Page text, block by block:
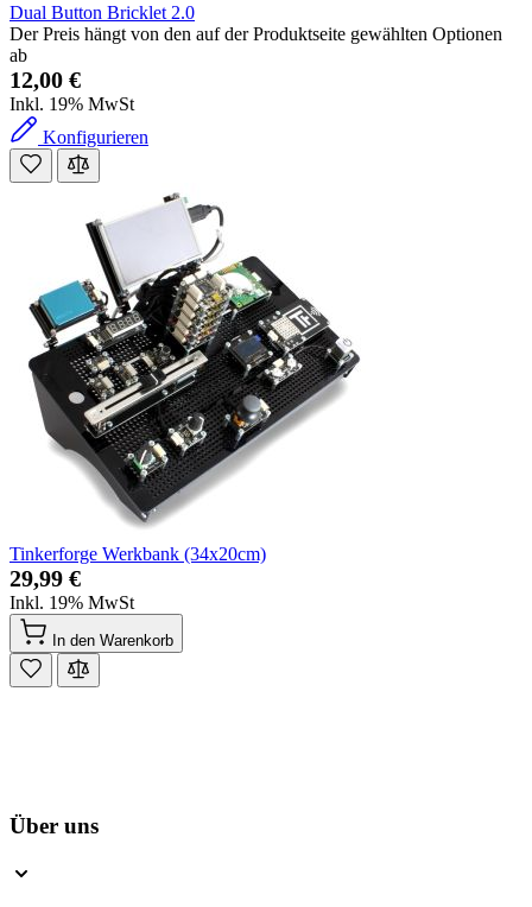
Dual Button Bricklet 2.0
Der Preis hängt von den auf der Produktseite gewählten Optionen
ab
12,00 €
Inkl. 19% MwSt
Konfigurieren
Tinkerforge Werkbank (34x20cm)
29,99 €
Inkl. 19% MwSt
In den Warenkorb
Über uns